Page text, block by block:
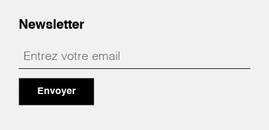
Newsletter
Envoyer